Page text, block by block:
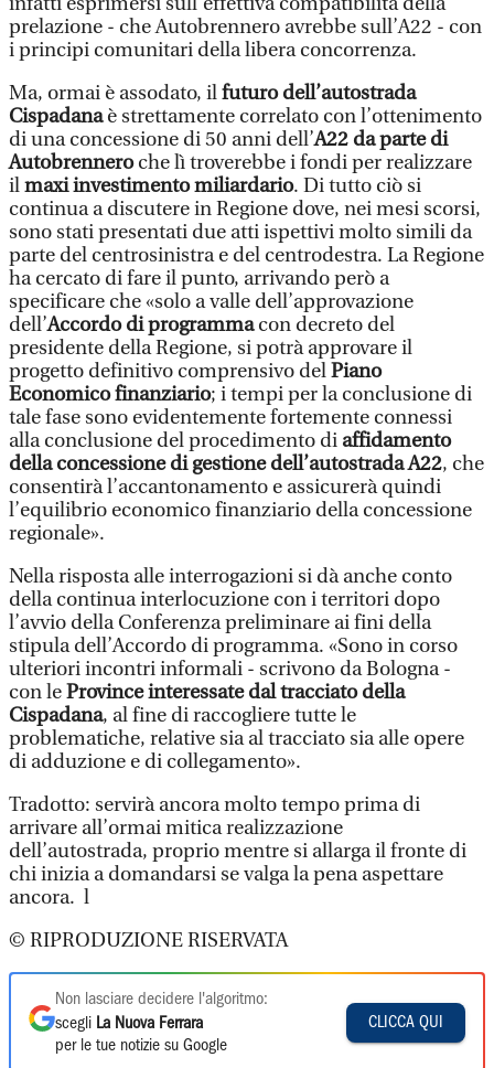
prelazione - che Autobrennero avrebbe sull’A22 - con
i principi comunitari della libera concorrenza.
Ma, ormai è assodato, ilfuturo dell’autostrada
Cispadanaè strettamente correlato con l’ottenimento
di una concessione di 50 anni dell’A22 da parte di
Autobrenneroche lì troverebbe i fondi per realizzare
ilmaxi investimento miliardario. Di tutto ciò si
continua a discutere in Regione dove, nei mesi scorsi,
sono stati presentati due atti ispettivi molto simili da
parte del centrosinistra e del centrodestra. La Regione
ha cercato di fare il punto, arrivando però a
specificare che «solo a valle dell’approvazione
dell’Accordo di programmacon decreto del
presidente della Regione, si potrà approvare il
progetto definitivo comprensivo delPiano
Economico finanziario; i tempi per la conclusione di
tale fase sono evidentemente fortemente connessi
alla conclusione del procedimento di affidamento
della concessione di gestione dell’autostrada A22, che
consentirà l’accantonamento e assicurerà quindi
l’equilibrio economico finanziario della concessione
regionale».
Nella risposta alle interrogazioni si dà anche conto
della continua interlocuzione con i territori dopo
l’avvio della Conferenza preliminare ai fini della
stipula dell’Accordo di programma. «Sono in corso
ulteriori incontri informali - scrivono da Bologna -
con leProvince interessate dal tracciato della
Cispadana, al fine di raccogliere tutte le
problematiche, relative sia al tracciato sia alle opere
di adduzione e di collegamento».
Tradotto: servirà ancora molto tempo prima di
arrivare all’ormai mitica realizzazione
dell’autostrada, proprio mentre si allarga il fronte di
chi inizia a domandarsi se valga la pena aspettare
ancora. l
© RIPRODUZIONE RISERVATA
Non lasciare decidere l'algoritmo:
scegli La Nuova Ferrara
per le tue notizie su Google
CLICCA QUI